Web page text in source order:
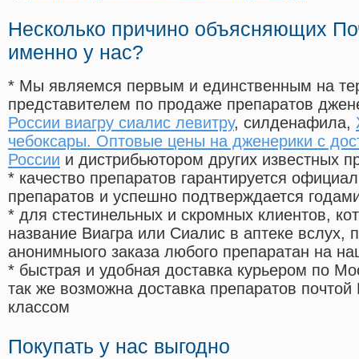
Несколько причино объясняющих
именно у нас?
* Мы являемся первым и единственным на
представителем по продаже препаратов
России виагру сиалис левитру, силденафила,
чебоксары. Оптовые цены на дженерики с
России и дистрибьютором других известных
* качество препаратов гарантируется
препаратов и успешно подтверждается
* для стестинельных и скромных клиентов,
название Виагра или Сиалис в аптеке вслух,
анонимныого заказа любого препаратан на
* быстрая и удобная доставка курьером по
так же возможна доставка препаратов
классом
Покупать у нас выгодно